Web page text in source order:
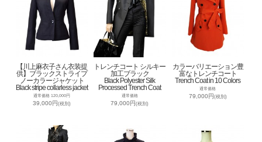
【川上麻衣子さん衣装提
供】ブラックストライプ
ノーカラージャケット
Black stripe collarless jacket
通常価格 120,000円
39,000円(税別)
トレンチコート シルキー
加工ブラック
Black Polyester Silk
Processed Trench Coat
通常価格
79,000円(税別)
カラーバリエーション豊
富なトレンチコート
Trench Coat in 10 Colors
通常価格
79,000円 (税別)